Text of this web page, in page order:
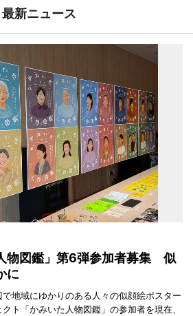
最新ニュース
物図鑑」第6弾参加者募集 似
に
地域にゆかりのある人々の似顔絵ポスター
ト「かみいた人物図鑑」の参加者を現在、